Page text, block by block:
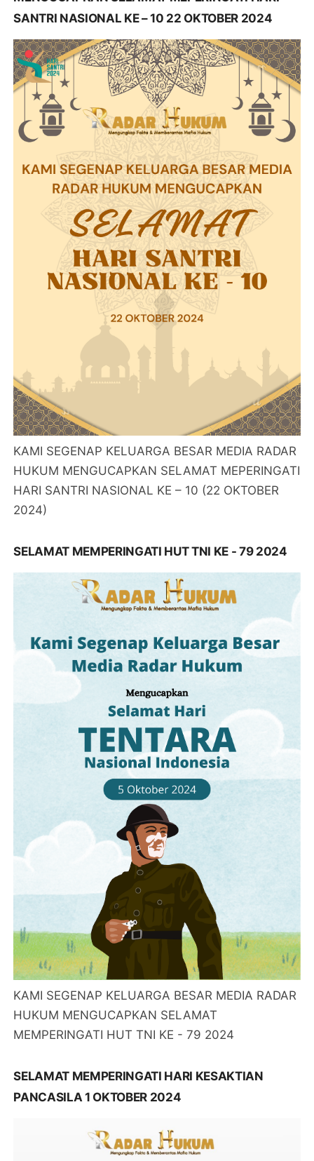
SANTRI NASIONAL KE – 10 22 OKTOBER 2024
KAMI SEGENAP KELUARGA BESAR MEDIA RADAR
HUKUM MENGUCAPKAN SELAMAT MEPERINGATI
HARI SANTRI NASIONAL KE – 10 (22 OKTOBER
2024)
SELAMAT MEMPERINGATI HUT TNI KE - 79 2024
KAMI SEGENAP KELUARGA BESAR MEDIA RADAR
HUKUM MENGUCAPKAN SELAMAT
MEMPERINGATI HUT TNI KE - 79 2024
SELAMAT MEMPERINGATI HARI KESAKTIAN
PANCASILA 1 OKTOBER 2024